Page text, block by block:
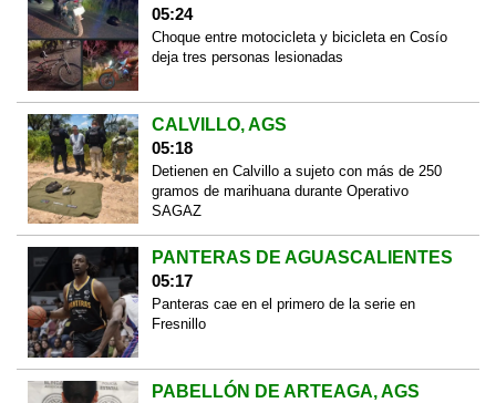
05:24
Choque entre motocicleta y bicicleta en Cosío
deja tres personas lesionadas
CALVILLO, AGS
05:18
Detienen en Calvillo a sujeto con más de 250
gramos de marihuana durante Operativo
SAGAZ
PANTERAS DE AGUASCALIENTES
05:17
Panteras cae en el primero de la serie en
Fresnillo
PABELLÓN DE ARTEAGA, AGS